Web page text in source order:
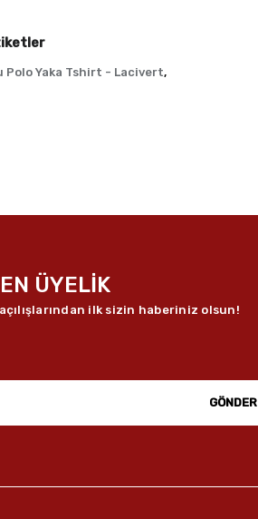
Polo Yaka Tshirt - Lacivert,
ÜYELİK
ilk sizin haberiniz olsun!
GÖNDER